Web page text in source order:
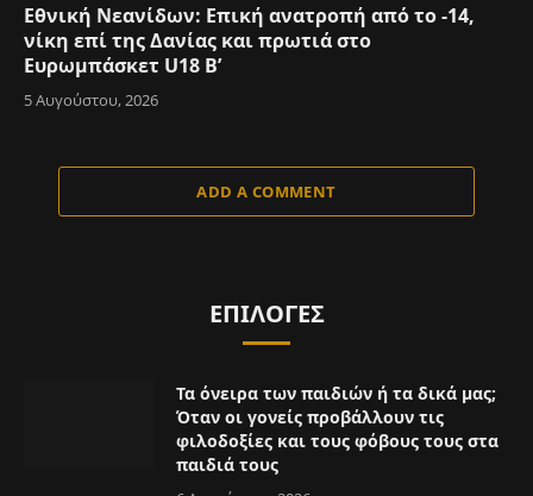
Εθνική Νεανίδων: Επική ανατροπή από το -14,
νίκη επί της Δανίας και πρωτιά στο
Ευρωμπάσκετ U18 Β’
5 Αυγούστου, 2026
ADD A COMMENT
ΕΠΙΛΟΓΈΣ
Τα όνειρα των παιδιών ή τα δικά μας;
Όταν οι γονείς προβάλλουν τις
φιλοδοξίες και τους φόβους τους στα
παιδιά τους